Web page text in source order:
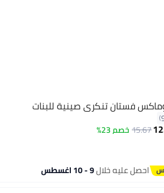
فستان تنكري صينية للبنات
15.67خصم 23%
احصل عليه خلال9 - 10 اغسطس